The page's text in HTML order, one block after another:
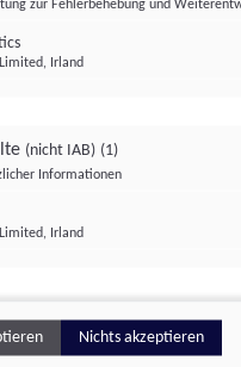
zur Fehlerbehebung und
Irland
(nicht IAB) (1)
Informationen
Irland
Nichts akzeptieren